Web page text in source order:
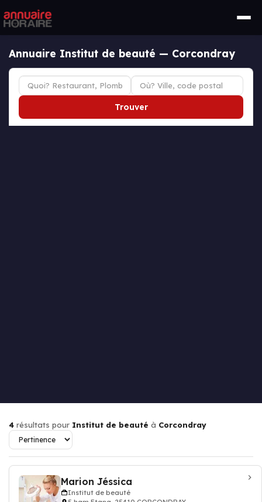
Annuaire Institut de beauté — Corcondray
Trouver
4 résultats pour Institut de beauté à Corcondray
Marion Jéssica
Institut de beauté